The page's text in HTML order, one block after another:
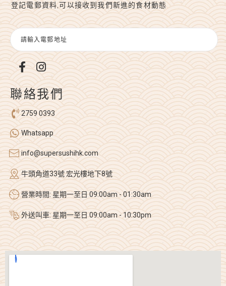
登記電郵資料,可以接收到我們新進的食材動態
聯絡我們
2759 0393
Whatsapp
info@supersushihk.com
牛頭角道33號 宏光樓地下8號
營業時間: 星期一至日 09:00am - 01:30am
外送叫車: 星期一至日 09:00am - 10:30pm